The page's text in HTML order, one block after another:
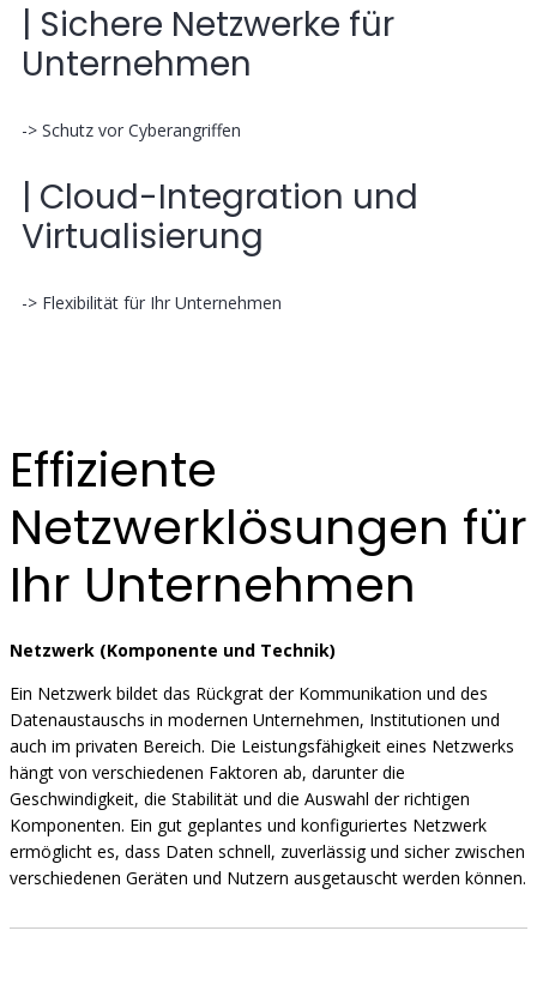
| Sichere Netzwerke für
Unternehmen
-> Schutz vor Cyberangriffen
| Cloud-Integration und
Virtualisierung
-> Flexibilität für Ihr Unternehmen
Effiziente
Netzwerklösungen für
Ihr Unternehmen
Netzwerk (Komponente und Technik)
Ein Netzwerk bildet das Rückgrat der Kommunikation und des
Datenaustauschs in modernen Unternehmen, Institutionen und
auch im privaten Bereich. Die Leistungsfähigkeit eines Netzwerks
hängt von verschiedenen Faktoren ab, darunter die
Geschwindigkeit, die Stabilität und die Auswahl der richtigen
Komponenten. Ein gut geplantes und konfiguriertes Netzwerk
ermöglicht es, dass Daten schnell, zuverlässig und sicher zwischen
verschiedenen Geräten und Nutzern ausgetauscht werden können.